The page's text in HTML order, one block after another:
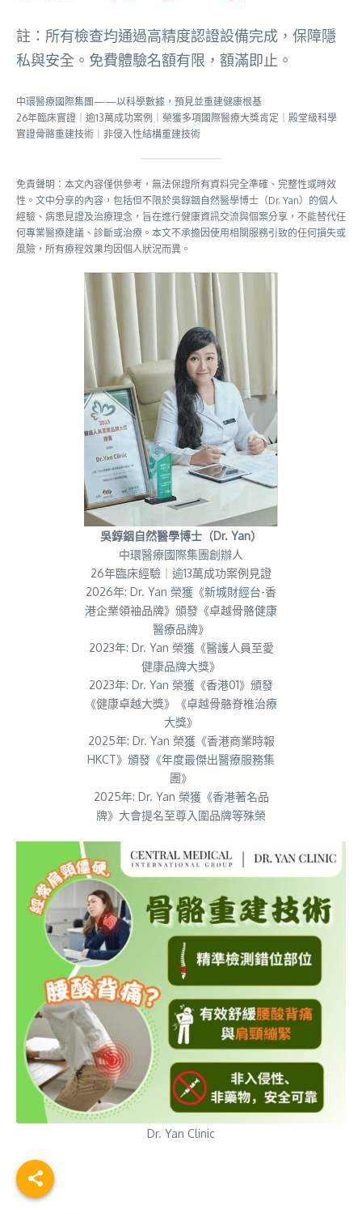
註：所有檢查均通過高精度認證設備完成，保障隱
私與安全。免費體驗名額有限，額滿即止。
中環醫療國際集團——以科學數據，預見並重建健康根基
26年臨床實證｜逾13萬成功案例｜榮獲多項國際醫療大獎肯定｜殿堂級科學
實證骨骼重建技術｜非侵入性結構重建技術
免責聲明：本文內容僅供參考，無法保證所有資料完全準確、完整性或時效
性。文中分享的內容，包括但不限於吳錞銦自然醫學博士（Dr. Yan）的個人
經驗、病患見證及治療理念，旨在進行健康資訊交流與個案分享，不能替代任
何專業醫療建議、診斷或治療。本文不承擔因使用相關服務引致的任何損失或
風險，所有療程效果均因個人狀況而異。
吳錞銦自然醫學博士（Dr. Yan）
中環醫療國際集團創辦人
26年臨床經驗｜逾13萬成功案例見證
2026年: Dr. Yan 榮獲《新城財經台-香
港企業領袖品牌》頒發《卓越骨骼健康
醫療品牌》
2023年: Dr. Yan 榮獲《醫護人員至愛
健康品牌大獎》
2023年: Dr. Yan 榮獲《香港01》頒發
《健康卓越大獎》《卓越骨骼脊椎治療
大獎》
2025年: Dr. Yan 榮獲《香港商業時報
HKCT》頒發《年度最傑出醫療服務集
團》
2025年: Dr. Yan 榮獲《香港著名品
牌》大會提名至尊入圍品牌等殊榮
Dr. Yan Clinic